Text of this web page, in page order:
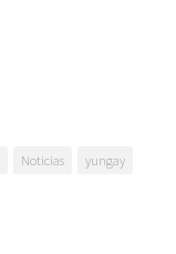
Noticias
yungay